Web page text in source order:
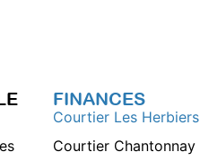
FINANCES
Courtier Les Herbiers
Courtier Chantonnay